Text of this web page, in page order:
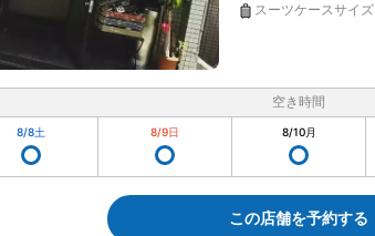
スーツケースサイズ
空き時間
8/8土 8/9日 8/10月
この店舗を予約する